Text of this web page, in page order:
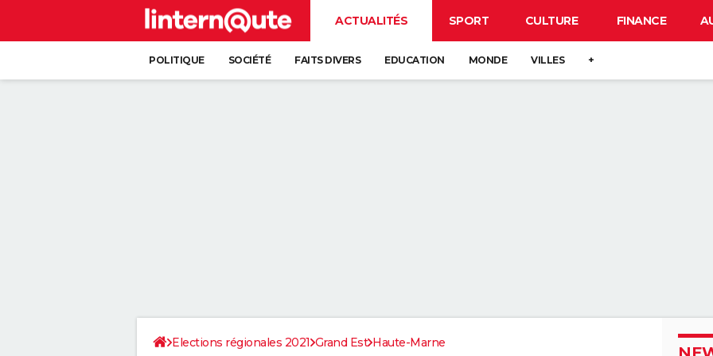
ACTUALITÉS SPORT CULTURE FINANCE
POLITIQUE SOCIÉTÉ FAITS DIVERS EDUCATION MONDE VILLES +
Elections régionales 2021 Grand Est Haute-Marne